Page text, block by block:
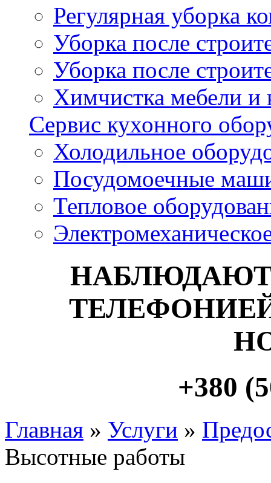
Регулярная уборка
Уборка после
Уборка после
Химчистка мебели
Сервис кухонного
Холодильное
Посудомоечные
Тепловое
+380
Главная » Услуги »
Высотные работы